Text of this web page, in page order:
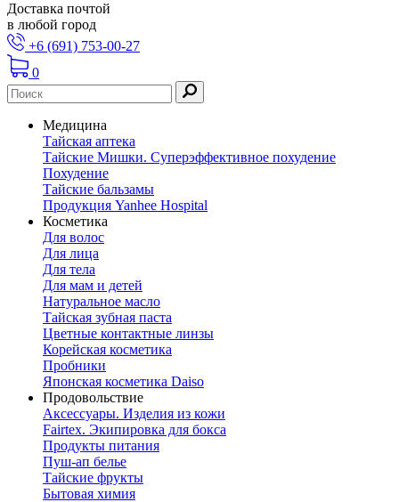
Доставка почтой
в любой город
+6 (691) 753-00-27
0
Медицина
Тайская аптека
Тайские Мишки. Суперэффективное похудение
Похудение
Тайские бальзамы
Продукция Yanhee Hospital
Косметика
Для волос
Для лица
Для тела
Для мам и детей
Натуральное масло
Тайская зубная паста
Цветные контактные линзы
Корейская косметика
Пробники
Японская косметика Daiso
Продовольствие
Аксессуары. Изделия из кожи
Fairtex. Экипировка для бокса
Продукты питания
Пуш-ап белье
Тайские фрукты
Бытовая химия